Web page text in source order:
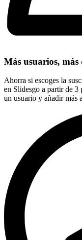
Más usuarios, más
Ahorra si escoges la
en Slidesgo a partir de 3
un usuario y añadir más